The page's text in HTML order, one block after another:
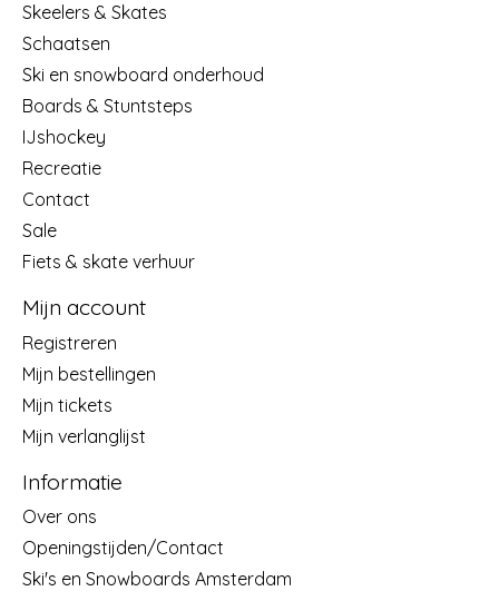
Skeelers & Skates
Schaatsen
Ski en snowboard onderhoud
Boards & Stuntsteps
IJshockey
Recreatie
Contact
Sale
Fiets & skate verhuur
Mijn account
Registreren
Mijn bestellingen
Mijn tickets
Mijn verlanglijst
Informatie
Over ons
Openingstijden/Contact
Ski's en Snowboards Amsterdam